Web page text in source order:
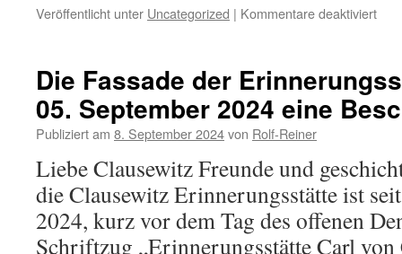
Veröffentlicht unter Uncategorized | Kommentare deaktiviertfür
in
trägt
30.
den
Die Fassade der
05. September 2024 eine
Publiziert am 8. September 2024von Rolf-Reiner
Liebe Clausewitz Freunde und
die Clausewitz Erinnerungsstätte ist
2024, kurz vor dem Tag des offenen
Schriftzug „Erinnerungsstätte Carl von